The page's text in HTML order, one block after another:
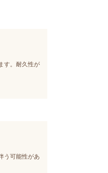
。 耐久性が
う可能性があ